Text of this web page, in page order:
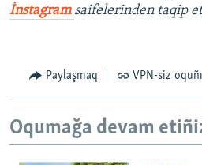
İnstagram saifelerinden taqip
Paylaşmaq VPN-siz
Oqumağa devam